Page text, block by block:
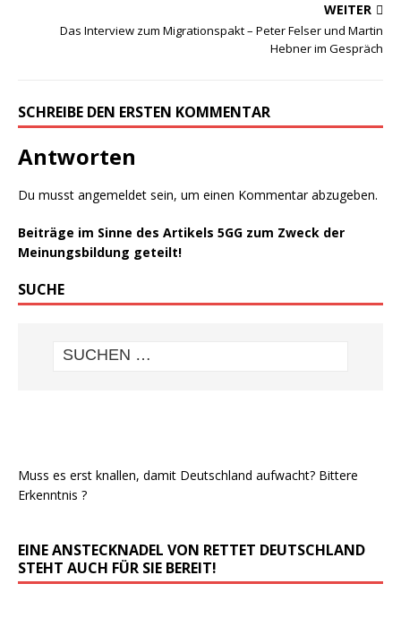
WEITER
Das Interview zum Migrationspakt – Peter Felser und Martin
Hebner im Gespräch
SCHREIBE DEN ERSTEN KOMMENTAR
Antworten
Du musst angemeldet sein, um einen Kommentar abzugeben.
Beiträge im Sinne des Artikels 5GG zum Zweck der
Meinungsbildung geteilt!
SUCHE
Muss es erst knallen, damit Deutschland aufwacht? Bittere
Erkenntnis ?
EINE ANSTECKNADEL VON RETTET DEUTSCHLAND
STEHT AUCH FÜR SIE BEREIT!